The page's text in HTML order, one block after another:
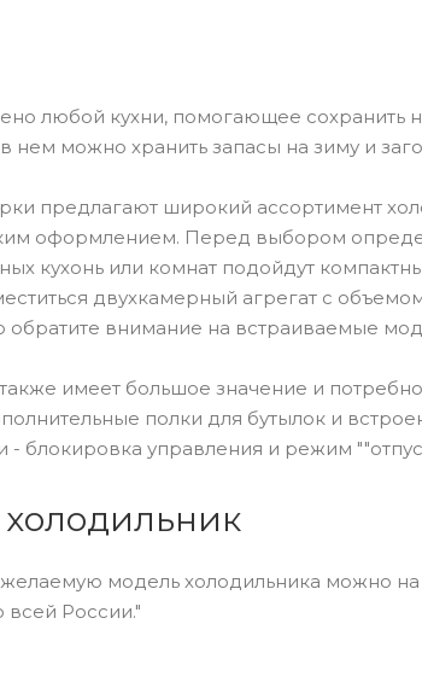
любой кухни, помогающее сохранить
нем можно хранить запасы на зиму и
предлагают широкий ассортимент
оформлением. Перед выбором
кухонь или комнат подойдут
двухкамерный агрегат с
обратите внимание на встраиваемые
имеет большое значение и
полки для бутылок и
- блокировка управления и режим
холодильник
модель холодильника можно
всей России."